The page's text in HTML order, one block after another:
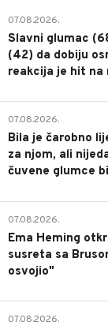
07.08.2026.
Slavni glumac
(42) da dobiju
reakcija je hit na
07.08.2026.
Bila je čarobno
za njom, ali
čuvene glumce
07.08.2026.
Ema Heming
susreta sa
osvojio"
07.08.2026.